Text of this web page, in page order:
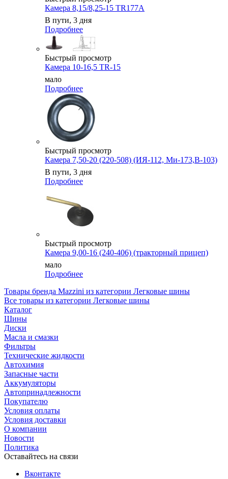
Камера 8,15/8,25-15 TR177A
В пути, 3 дня
Подробнее
Быстрый просмотр
Камера 10-16,5 TR-15
мало
Подробнее
Быстрый просмотр
Камера 7,50-20 (220-508) (ИЯ-112, Ми-173,В-103)
В пути, 3 дня
Подробнее
Быстрый просмотр
Камера 9,00-16 (240-406) (тракторный прицеп)
мало
Подробнее
Товары бренда Mazzini из категории Легковые шины
Все товары из категории Легковые шины
Каталог
Шины
Диски
Масла и смазки
Фильтры
Технические жидкости
Автохимия
Запасные части
Аккумуляторы
Автопринадлежности
Покупателю
Условия оплаты
Условия доставки
О компании
Новости
Политика
Оставайтесь на связи
Вконтакте